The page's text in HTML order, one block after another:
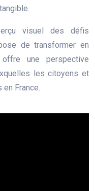
visuel des défis
de transformer en
une perspective
les citoyens et
France.